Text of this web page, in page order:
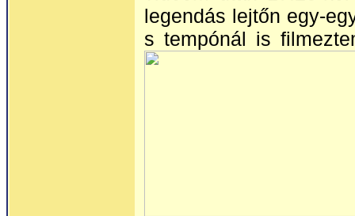
legendás lejtőn egy-
s tempónál is